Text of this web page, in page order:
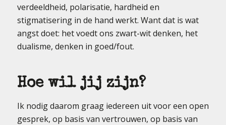
verdeeldheid, polarisatie, hardheid en
stigmatisering in de hand werkt. Want dat is wat
angst doet: het voedt ons zwart-wit denken, het
dualisme, denken in goed/fout.
Hoe wil jij zijn?
Ik nodig daarom graag iedereen uit voor een open
gesprek, op basis van vertrouwen, op basis van